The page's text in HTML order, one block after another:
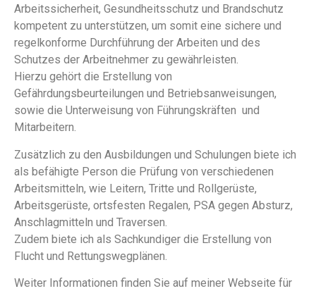
Arbeitssicherheit, Gesundheitsschutz und Brandschutz
kompetent zu unterstützen, um somit eine sichere und
regelkonforme Durchführung der Arbeiten und des
Schutzes der Arbeitnehmer zu gewährleisten.
Hierzu gehört die Erstellung von
Gefährdungsbeurteilungen und Betriebsanweisungen,
sowie die Unterweisung von Führungskräften und
Mitarbeitern.
Zusätzlich zu den Ausbildungen und Schulungen biete ich
als befähigte Person die Prüfung von verschiedenen
Arbeitsmitteln, wie Leitern, Tritte und Rollgerüste,
Arbeitsgerüste, ortsfesten Regalen, PSA gegen Absturz,
Anschlagmitteln und Traversen.
Zudem biete ich als Sachkundiger die Erstellung von
Flucht und Rettungswegplänen.
Weiter Informationen finden Sie auf meiner Webseite für